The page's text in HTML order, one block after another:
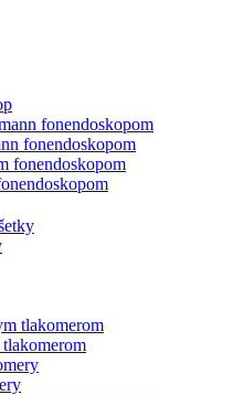
fonendoskopom